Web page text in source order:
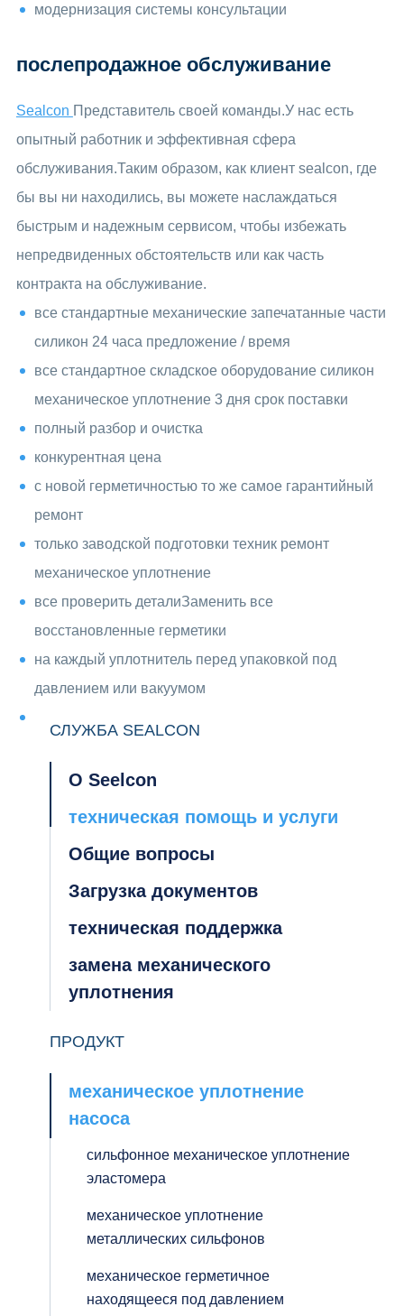
модернизация системы консультации
послепродажное обслуживание
Sealcon Представитель своей команды.У нас есть
опытный работник и эффективная сфера
обслуживания.Таким образом, как клиент sealcon, где
бы вы ни находились, вы можете наслаждаться
быстрым и надежным сервисом, чтобы избежать
непредвиденных обстоятельств или как часть
контракта на обслуживание.
все стандартные механические запечатанные части
силикон 24 часа предложение / время
все стандартное складское оборудование силикон
механическое уплотнение 3 дня срок поставки
полный разбор и очистка
конкурентная цена
с новой герметичностью то же самое гарантийный
ремонт
только заводской подготовки техник ремонт
механическое уплотнение
все проверить деталиЗаменить все
восстановленные герметики
на каждый уплотнитель перед упаковкой под
давлением или вакуумом
СЛУЖБА SEALCON
О Seelcon
техническая помощь и услуги
Общие вопросы
Загрузка документов
техническая поддержка
замена механического
уплотнения
ПРОДУКТ
механическое уплотнение
насоса
сильфонное механическое уплотнение
эластомера
механическое уплотнение
металлических сильфонов
механическое герметичное
находящееся под давлением